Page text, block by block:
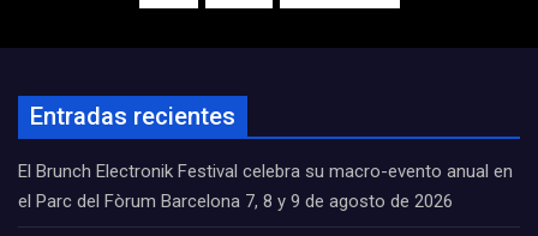
Entradas recientes
El Brunch Electronik Festival celebra su macro-evento anual en
el Parc del Fòrum Barcelona 7, 8 y 9 de agosto de 2026